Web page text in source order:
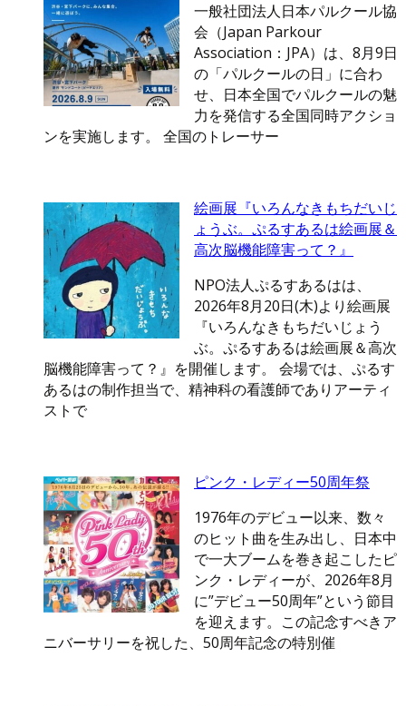
一般社団法人日本パルクール協
会（Japan Parkour
Association：JPA）は、8月9日
の「パルクールの日」に合わ
せ、日本全国でパルクールの魅
力を発信する全国同時アクショ
ンを実施します。 全国のトレーサー
絵画展『いろんなきもちだいじ
ょうぶ。ぷるすあるは絵画展＆
高次脳機能障害って？』
NPO法人ぷるすあるはは、
2026年8月20日(木)より絵画展
『いろんなきもちだいじょう
ぶ。ぷるすあるは絵画展＆高次
脳機能障害って？』を開催します。 会場では、ぷるす
あるはの制作担当で、精神科の看護師でありアーティ
ストで
ピンク・レディー50周年祭
1976年のデビュー以来、数々
のヒット曲を生み出し、日本中
で一大ブームを巻き起こしたピ
ンク・レディーが、2026年8月
に”デビュー50周年”という節目
を迎えます。この記念すべきア
ニバーサリーを祝した、50周年記念の特別催